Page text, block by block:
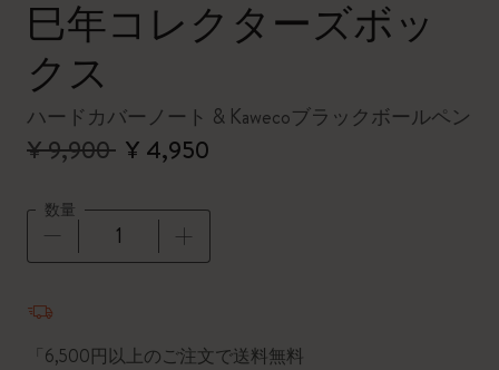
巳年コレクターズボッ
クス
ハードカバーノート & Kawecoブラックボールペン
¥ 9,900 ¥ 4,950
数量
「6,500円以上のご注文で送料無料